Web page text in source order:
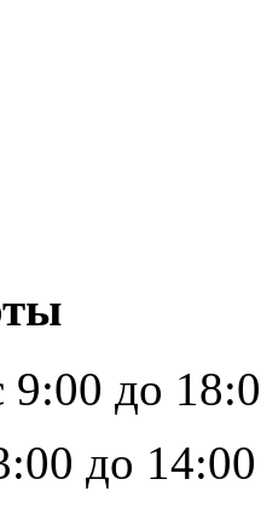
9:00 до
до 14:00